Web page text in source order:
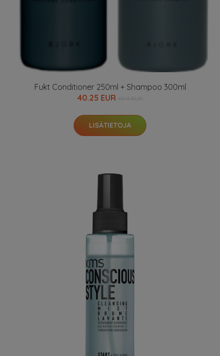
Fukt Conditioner 250ml + Shampoo 300ml
40.25 EUR
LISÄTIETOJA